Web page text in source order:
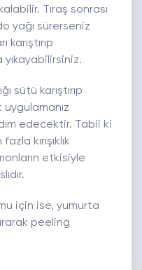
Tıraş sonrası
yağı sürerseniz
sütü karıştırıp
edecektir. Tabii ki
kırışıklık
etkisiyle
için ise, yumurta
peeling